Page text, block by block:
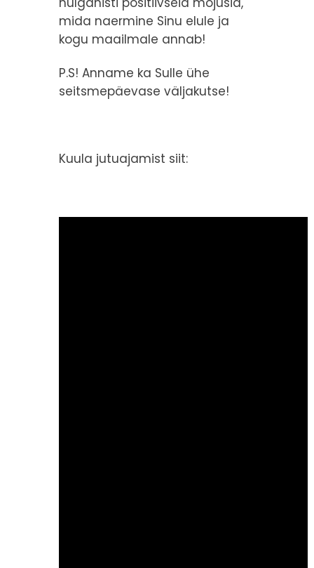
mida naermine Sinu elule ja
kogu maailmale annab!
P.S! Anname ka Sulle ühe
seitsmepäevase väljakutse!
Kuula jutuajamist siit: